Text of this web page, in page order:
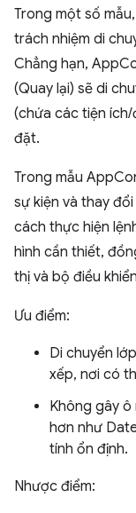
Trong một số
trách nhiệm di
Chẳng hạn,
(Quay lại) sẽ di
(chứa các tiện ích/
đặt.
Trong mẫu
sự kiện và thay
cách thực hiện
hình cần thiết,
thị và bộ điều
Ưu điểm:
Di chuyển
xếp, nơi có
Không gây ô
hơn như
tính ổn định.
Nhược điểm: